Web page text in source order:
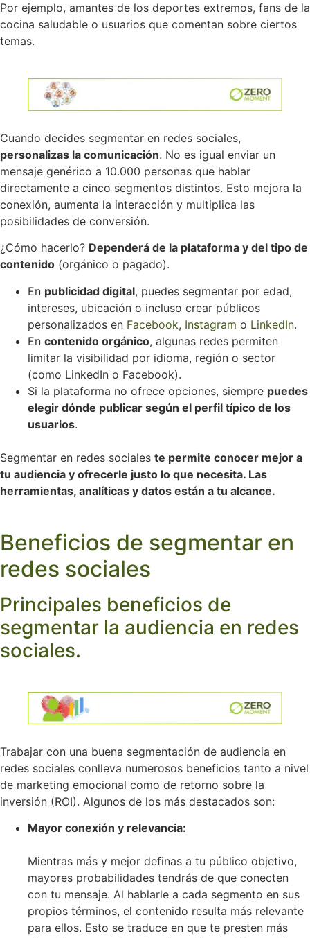
Por ejemplo, amantes de los deportes extremos, fans de la
cocina saludable o usuarios que comentan sobre ciertos
temas.
Cuando decides segmentar en redes sociales,
personalizas la comunicación. No es igual enviar un
mensaje genérico a 10.000 personas que hablar
directamente a cinco segmentos distintos. Esto mejora la
conexión, aumenta la interacción y multiplica las
posibilidades de conversión.
¿Cómo hacerlo? Dependerá de la plataforma y del tipo de
contenido (orgánico o pagado).
En publicidad digital, puedes segmentar por edad,
intereses, ubicación o incluso crear públicos
personalizados en Facebook, Instagram o LinkedIn.
En contenido orgánico, algunas redes permiten
limitar la visibilidad por idioma, región o sector
(como LinkedIn o Facebook).
Si la plataforma no ofrece opciones, siempre puedes
elegir dónde publicar según el perfil típico de los
usuarios.
Segmentar en redes sociales te permite conocer mejor a
tu audiencia y ofrecerle justo lo que necesita. Las
herramientas, analíticas y datos están a tu alcance.
Beneficios de segmentar en
redes sociales
Principales beneficios de
segmentar la audiencia en redes
sociales.
Trabajar con una buena segmentación de audiencia en
redes sociales conlleva numerosos beneficios tanto a nivel
de marketing emocional como de retorno sobre la
inversión (ROI). Algunos de los más destacados son:
Mayor conexión y relevancia:
Mientras más y mejor definas a tu público objetivo,
mayores probabilidades tendrás de que conecten
con tu mensaje. Al hablarle a cada segmento en sus
propios términos, el contenido resulta más relevante
para ellos. Esto se traduce en que te presten más